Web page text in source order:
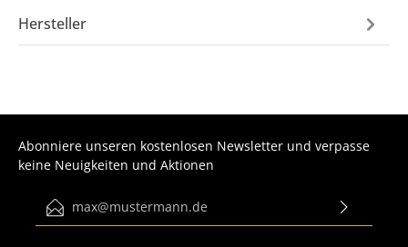
Hersteller
Abonniere unseren kostenlosen Newsletter und verpasse
keine Neuigkeiten und Aktionen
E-Mail-Adresse*